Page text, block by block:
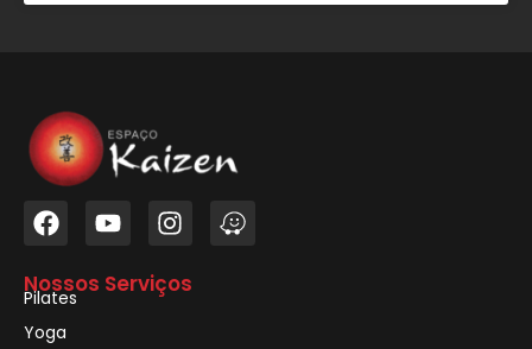
Nossos Serviços
Pilates
Yoga